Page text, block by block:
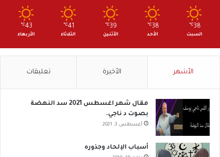
38
℃
السبت
38
℃
الأحد
39
℃
الأثنين
41
℃
الثلاثاء
43
℃
الأربعاء
الأشهر الأخيرة تعليقات
مقال شهر اغسطس 2021 سد النهضة
بصوت د ناجي.
أغسطس 3, 2021
أسباب الإلحاد وجذوره